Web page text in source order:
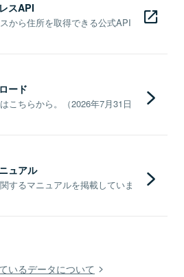
スAPI
から住所を取得できる公式API
ード
こちらから。（2026年7月31日
ュアル
するマニュアルを掲載していま
いるデータについて